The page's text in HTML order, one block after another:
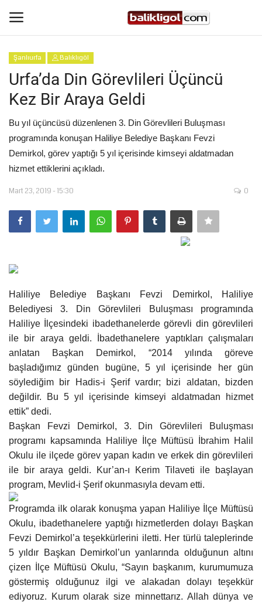
Giriş Yap
Anasayfa
Köşe Yazıları
Magazin
Şanlıurfa
Eğitim
Tekno Bilim
Ekonomi
Siyaset
Galeriler
Yaşam
Künye
Sağlık
İletişim
Kültür Sanat
Şanlıurfa Balıklıgöl
Urfa’da Din Görevlileri Üçüncü
Kez Bir Araya Geldi
Bu yıl üçüncüsü düzenlenen 3. Din Görevlileri Buluşması
programında konuşan Haliliye Belediye Başkanı Fevzi
Demirkol, görev yaptığı 5 yıl içerisinde kimseyi aldatmadan
hizmet ettiklerini açıkladı.
Mart 23, 2019 - 15:30 0
Haliliye Belediye Başkanı Fevzi Demirkol, Haliliye
Belediyesi 3. Din Görevlileri Buluşması programında
Haliliye İlçesindeki ibadethanelerde görevli din görevlileri
ile bir araya geldi. İbadethanelere yaptıkları çalışmaları
anlatan Başkan Demirkol, “2014 yılında göreve
başladığımız günden bugüne, 5 yıl içerisinde her gün
söylediğim bir Hadis-i Şerif vardır; bizi aldatan, bizden
değildir. Bu 5 yıl içerisinde kimseyi aldatmadan hizmet
ettik” dedi.
Başkan Fevzi Demirkol, 3. Din Görevlileri Buluşması
programı kapsamında Haliliye İlçe Müftüsü İbrahim Halil
Okulu ile ilçede görev yapan kadın ve erkek din görevlileri
ile bir araya geldi. Kur’an-ı Kerim Tilaveti ile başlayan
program, Mevlid-i Şerif okunmasıyla devam etti.
Programda ilk olarak konuşma yapan Haliliye İlçe Müftüsü
Okulu, ibadethanelere yaptığı hizmetlerden dolayı Başkan
Fevzi Demirkol’a teşekkürlerini iletti. Her türlü taleplerinde
5 yıldır Başkan Demirkol’un yanlarında olduğunun altını
çizen İlçe Müftüsü Okulu, “Sayın başkanım, kurumumuza
göstermiş olduğunuz ilgi ve alakadan dolayı teşekkür
ediyoruz. Kurum olarak size minnettarız. Allah dünya ve